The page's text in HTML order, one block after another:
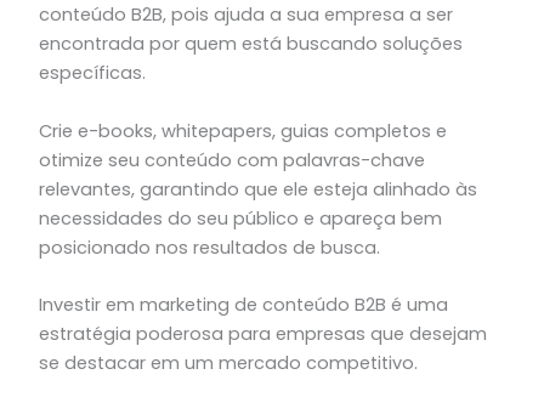
conteúdo B2B, pois ajuda a sua empresa a ser
encontrada por quem está buscando soluções
específicas.
Crie e-books, whitepapers, guias completos e
otimize seu conteúdo com palavras-chave
relevantes, garantindo que ele esteja alinhado às
necessidades do seu público e apareça bem
posicionado nos resultados de busca.
Investir em marketing de conteúdo B2B é uma
estratégia poderosa para empresas que desejam
se destacar em um mercado competitivo.